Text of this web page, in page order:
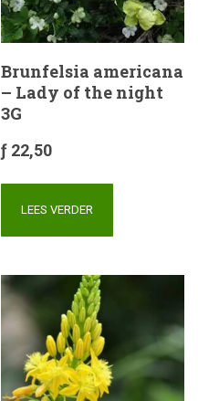
Brunfelsia americana
– Lady of the night
3G
ƒ 22,50
LEES VERDER